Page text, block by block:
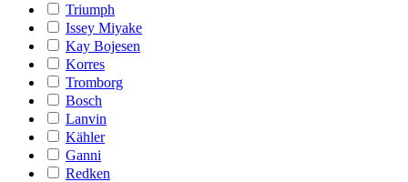
Triumph
Issey Miyake
Kay Bojesen
Korres
Tromborg
Bosch
Lanvin
Kähler
Ganni
Redken